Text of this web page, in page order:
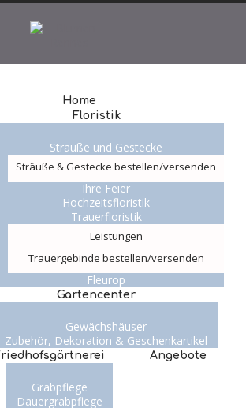
Home
Floristik
Sträuße und Gestecke
Sträuße & Gestecke bestellen/versenden
Ihre Feier
Hochzeitsfloristik
Trauerfloristik
Leistungen
Trauergebinde bestellen/versenden
Fleurop
Gartencenter
Gewächshäuser
Zubehör, Dekoration & Geschenkartikel
Grabpflege
Dauergrabpflege
Angebote